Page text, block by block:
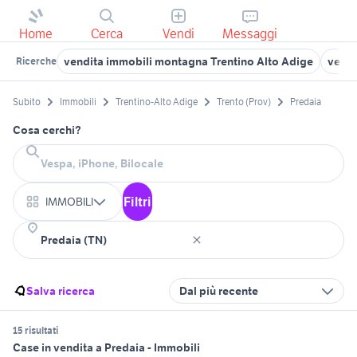
Home Cerca Vendi Messaggi
Ricerche vendita immobili montagna Trentino Alto Adige
Subito Immobili Trentino-Alto Adige Trento (Prov) Predaia
Cosa cerchi?
IMMOBILI Filtri
Salva ricerca Dal più recente
15 risultati
Case in vendita a Predaia - Immobili